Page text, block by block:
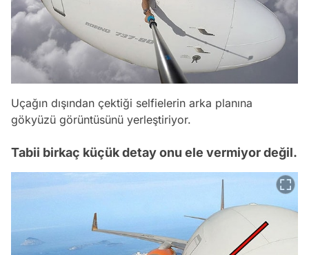
Uçağın dışından çektiği selfielerin arka planına
gökyüzü görüntüsünü yerleştiriyor.
Tabii birkaç küçük detay onu ele vermiyor değil.